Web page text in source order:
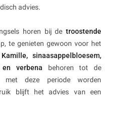
advies.
horen bij de troostende
te genieten gewoon voor het
Kamille, sinaasappelbloesem,
en verbena behoren tot de
deze periode worden
blijft het advies van een